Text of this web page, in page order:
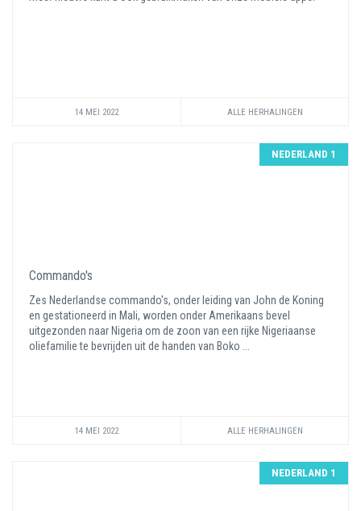
14 MEI 2022 ALLE HERHALINGEN
NEDERLAND 1
Commando's
Zes Nederlandse commando's, onder leiding van John de Koning
en gestationeerd in Mali, worden onder Amerikaans bevel
uitgezonden naar Nigeria om de zoon van een rijke Nigeriaanse
oliefamilie te bevrijden uit de handen van Boko ...
14 MEI 2022 ALLE HERHALINGEN
NEDERLAND 1